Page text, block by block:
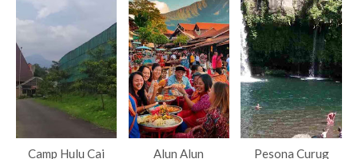
Camp Hulu Cai
Alun Alun
Pesona Curug